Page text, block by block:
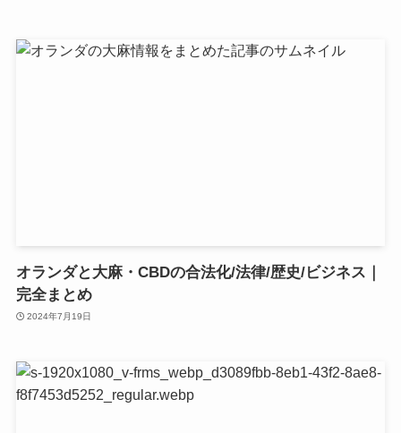
オランダと大麻・CBDの合法化/法律/歴史/ビジネス｜
完全まとめ
2024年7月19日